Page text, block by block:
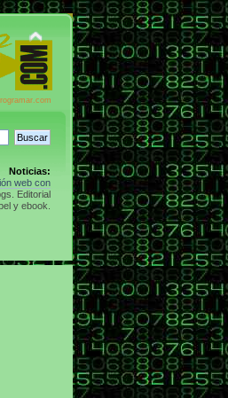
Noticias:
web con
Editorial
y ebook.